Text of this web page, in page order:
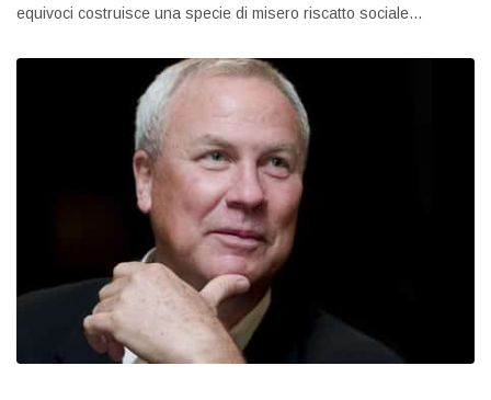
equivoci costruisce una specie di misero riscatto sociale…